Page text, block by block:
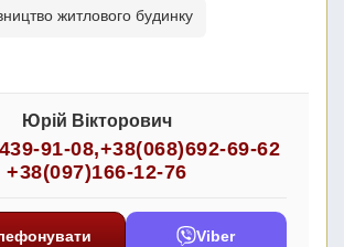
житлового будинку
Юрій Вікторович
91-08,+38(068)692-69-62
+38(097)166-12-76
Viber